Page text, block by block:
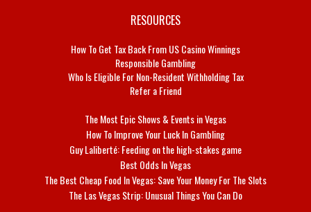
RESOURCES
How To Get Tax Back From US Casino Winnings
Responsible Gambling
Who Is Eligible For Non-Resident Withholding Tax
Refer a Friend
The Most Epic Shows & Events in Vegas
How To Improve Your Luck In Gambling
Guy Laliberté: Feeding on the high-stakes game
Best Odds In Vegas
The Best Cheap Food In Vegas: Save Your Money For The Slots
The Las Vegas Strip: Unusual Things You Can Do